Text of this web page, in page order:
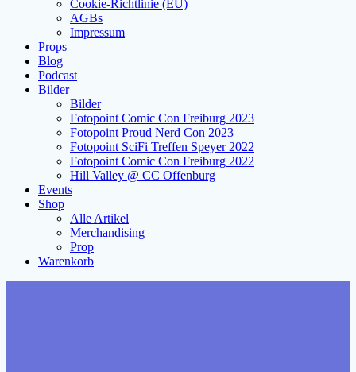
Cookie-Richtlinie (EU)
AGBs
Impressum
Props
Blog
Podcast
Bilder
Bilder
Fotopoint Comic Con Freiburg 2023
Fotopoint Proud Nerd Con 2023
Fotopoint SciFi Treffen Speyer 2022
Fotopoint Comic Con Freiburg 2022
Hill Valley @ CC Offenburg
Events
Shop
Alle Artikel
Merchandising
Prop
Warenkorb